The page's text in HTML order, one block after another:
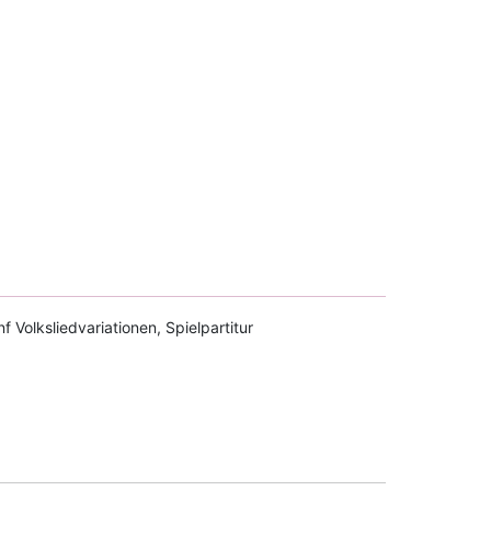
Volksliedvariationen, Spielpartitur